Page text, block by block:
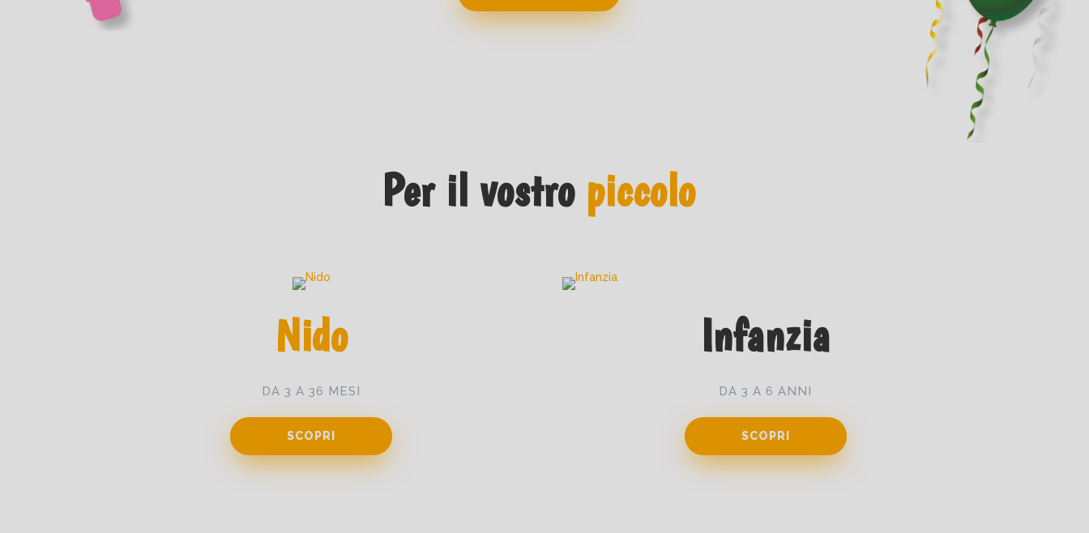
Per il vostropiccolo
Nido
DA 3 A 36 MESI
SCOPRI
Infanzia
DA 3 A 6 ANNI
SCOPRI